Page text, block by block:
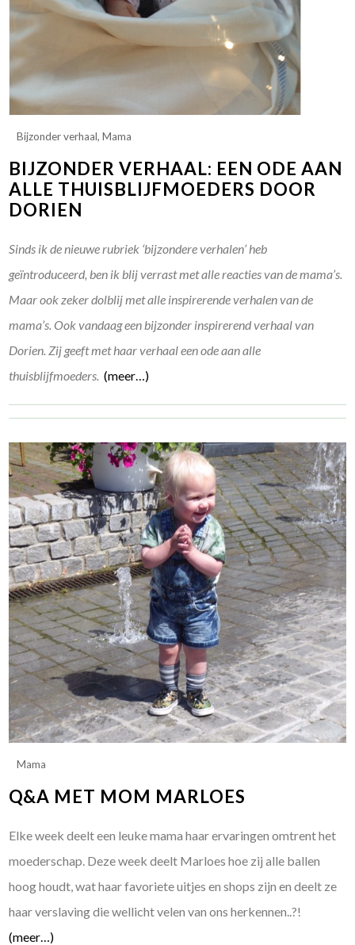
Bijzonder verhaal,Mama
BIJZONDER VERHAAL: EEN ODE AAN
ALLE THUISBLIJFMOEDERS DOOR
DORIEN
Sinds ik de nieuwe rubriek ‘bijzondere verhalen’ heb
geïntroduceerd, ben ik blij verrast met alle reacties van de mama’s.
Maar ook zeker dolblij met alle inspirerende verhalen van de
mama’s. Ook vandaag een bijzonder inspirerend verhaal van
Dorien. Zij geeft met haar verhaal een ode aan alle
thuisblijfmoeders. (meer…)
Mama
Q&A MET MOM MARLOES
Elke week deelt een leuke mama haar ervaringen omtrent het
moederschap. Deze week deelt Marloes hoe zij alle ballen
hoog houdt, wat haar favoriete uitjes en shops zijn en deelt ze
haar verslaving die wellicht velen van ons herkennen..?!
(meer…)